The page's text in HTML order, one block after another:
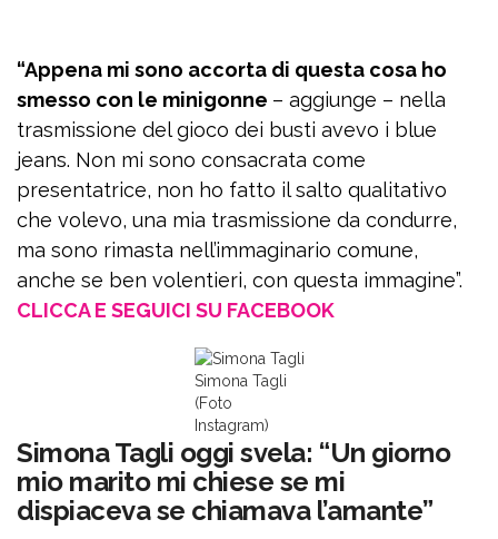
“Appena mi sono accorta di questa cosa ho
smesso con le minigonne – aggiunge – nella
trasmissione del gioco dei busti avevo i blue
jeans. Non mi sono consacrata come
presentatrice, non ho fatto il salto qualitativo
che volevo, una mia trasmissione da condurre,
ma sono rimasta nell’immaginario comune,
anche se ben volentieri, con questa immagine”.
CLICCA E SEGUICI SU FACEBOOK
Simona Tagli
(Foto
Instagram)
Simona Tagli oggi svela: “Un giorno
mio marito mi chiese se mi
dispiaceva se chiamava l’amante”
Iscrivitigratisalla
newsletter
Continuando accetti i
termini
della privacy policy